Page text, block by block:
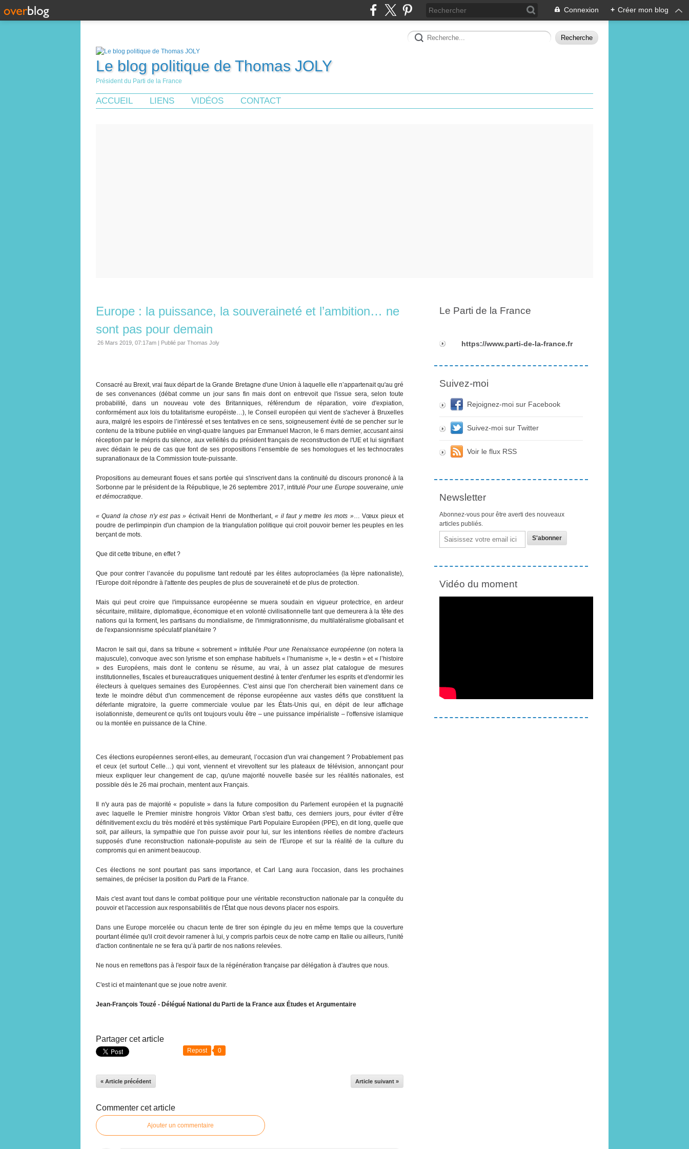
Connexion + Créer mon blog
Le blog politique de Thomas JOLY
Président du Parti de la France
ACCUEIL LIENS VIDÉOS CONTACT
Europe : la puissance, la souveraineté et l’ambition… ne
sont pas pour demain
26 Mars 2019, 07:17am | Publié par Thomas Joly
Consacré au Brexit, vrai faux départ de la Grande Bretagne d'une Union à laquelle elle n’appartenait qu'au gré
de ses convenances (débat comme un jour sans fin mais dont on entrevoit que l'issue sera, selon toute
probabilité, dans un nouveau vote des Britanniques, référendum de réparation, voire d'expiation,
conformément aux lois du totalitarisme européiste…), le Conseil européen qui vient de s'achever à Bruxelles
aura, malgré les espoirs de l’intéressé et ses tentatives en ce sens, soigneusement évité de se pencher sur le
contenu de la tribune publiée en vingt-quatre langues par Emmanuel Macron, le 6 mars dernier, accusant ainsi
réception par le mépris du silence, aux velléités du président français de reconstruction de l'UE et lui signifiant
avec dédain le peu de cas que font de ses propositions l’ensemble de ses homologues et les technocrates
supranationaux de la Commission toute-puissante.
Propositions au demeurant floues et sans portée qui s'inscrivent dans la continuité du discours prononcé à la
Sorbonne par le président de la République, le 26 septembre 2017, intitulé Pour une Europe souveraine, unie
et démocratique.
« Quand la chose n'y est pas » écrivait Henri de Montherlant,« il faut y mettre les mots »… Vœux pieux et
poudre de perlimpinpin d'un champion de la triangulation politique qui croit pouvoir berner les peuples en les
berçant de mots.
Que dit cette tribune, en effet ?
Que pour contrer l’avancée du populisme tant redouté par les élites autoproclamées (la lèpre nationaliste),
l'Europe doit répondre à l'attente des peuples de plus de souveraineté et de plus de protection.
Mais qui peut croire que l'impuissance européenne se muera soudain en vigueur protectrice, en ardeur
sécuritaire, militaire, diplomatique, économique et en volonté civilisationnelle tant que demeurera à la tête des
nations qui la forment, les partisans du mondialisme, de l'immigrationnisme, du multilatéralisme globalisant et
de l'expansionnisme spéculatif planétaire ?
Macron le sait qui, dans sa tribune « sobrement » intitulée Pour une Renaissance européenne (on notera la
majuscule), convoque avec son lyrisme et son emphase habituels « l’humanisme », le « destin » et « l’histoire
» des Européens, mais dont le contenu se résume, au vrai, à un assez plat catalogue de mesures
institutionnelles, fiscales et bureaucratiques uniquement destiné à tenter d'enfumer les esprits et d'endormir les
électeurs à quelques semaines des Européennes. C'est ainsi que l'on chercherait bien vainement dans ce
texte le moindre début d'un commencement de réponse européenne aux vastes défis que constituent la
déferlante migratoire, la guerre commerciale voulue par les États-Unis qui, en dépit de leur affichage
isolationniste, demeurent ce qu'ils ont toujours voulu être – une puissance impérialiste – l'offensive islamique
ou la montée en puissance de la Chine.
Ces élections européennes seront-elles, au demeurant, l’occasion d'un vrai changement ? Probablement pas
et ceux (et surtout Celle…) qui vont, viennent et virevoltent sur les plateaux de télévision, annonçant pour
mieux expliquer leur changement de cap, qu'une majorité nouvelle basée sur les réalités nationales, est
possible dès le 26 mai prochain, mentent aux Français.
Il n'y aura pas de majorité « populiste » dans la future composition du Parlement européen et la pugnacité
avec laquelle le Premier ministre hongrois Viktor Orban s'est battu, ces derniers jours, pour éviter d’être
définitivement exclu du très modéré et très systémique Parti Populaire Européen (PPE), en dit long, quelle que
soit, par ailleurs, la sympathie que l'on puisse avoir pour lui, sur les intentions réelles de nombre d'acteurs
supposés d'une reconstruction nationale-populiste au sein de l'Europe et sur la réalité de la culture du
compromis qui en animent beaucoup.
Ces élections ne sont pourtant pas sans importance, et Carl Lang aura l'occasion, dans les prochaines
semaines, de préciser la position du Parti de la France.
Mais c'est avant tout dans le combat politique pour une véritable reconstruction nationale par la conquête du
pouvoir et l'accession aux responsabilités de l'État que nous devons placer nos espoirs.
Dans une Europe morcelée ou chacun tente de tirer son épingle du jeu en même temps que la couverture
pourtant élimée qu'il croit devoir ramener à lui, y compris parfois ceux de notre camp en Italie ou ailleurs, l'unité
d'action continentale ne se fera qu’à partir de nos nations relevées.
Ne nous en remettons pas à l'espoir faux de la régénération française par délégation à d'autres que nous.
C'est ici et maintenant que se joue notre avenir.
Jean-François Touzé - Délégué National du Parti de la France aux Études et Argumentaire
Partager cet article
Repost 0
« Article précédent Article suivant »
Commenter cet article
Ajouter un commentaire
Le Parti de la France
https://www.parti-de-la-france.fr
Suivez-moi
Rejoignez-moi sur Facebook
Suivez-moi sur Twitter
Voir le flux RSS
Newsletter
Abonnez-vous pour être averti des nouveaux
articles publiés.
Email
Vidéo du moment